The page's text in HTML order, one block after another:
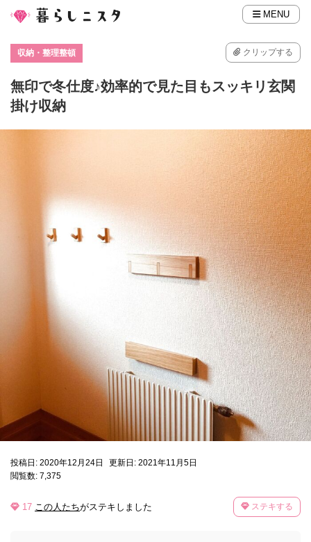
MENU
収納・整理整頓 クリップする
無印で冬仕度♪効率的で見た目もスッキリ玄関
掛け収納
投稿日: 2020年12月24日
更新日: 2021年11月5日
閲覧数: 7,375
17 この人たちがステキしました ステキする